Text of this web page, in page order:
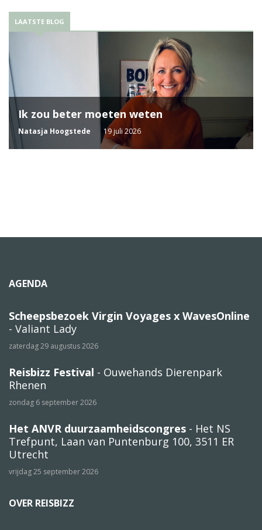
LAATSTE BLOG
Ik zou beter moeten weten
Natasja Hoogstede 19 juli 2026
AGENDA
Scheepsbezoek Virgin Voyages x WavesOnline
- Valiant Lady
zaterdag 29 augustus 2026
Reisbizz Festival - Ouwehands Dierenpark
Rhenen
zondag 6 september 2026
Het ANVR duurzaamheidscongres - Het NS
Trefpunt, Laan van Puntenburg 100, 3511 ER
Utrecht
vrijdag 25 september 2026
OVER REISBIZZ